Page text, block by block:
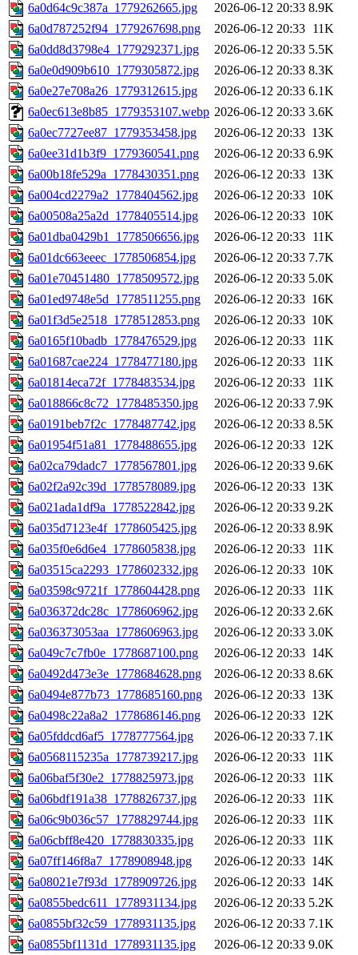
6a0d64c9c387a_1779262665.jpg
2026-06-12 20:33 8.9K
6a0d787252f94_1779267698.png
2026-06-12 20:33 11K
6a0dd8d3798e4_1779292371.jpg
2026-06-12 20:33 5.5K
6a0e0d909b610_1779305872.jpg
2026-06-12 20:33 8.3K
6a0e27e708a26_1779312615.jpg
2026-06-12 20:33 6.1K
6a0ec613e8b85_1779353107.webp 2026-06-12 20:33 3.6K
6a0ec7727ee87_1779353458.jpg
2026-06-12 20:33 13K
6a0ee31d1b3f9_1779360541.png
2026-06-12 20:33 6.9K
6a00b18fe529a_1778430351.png
2026-06-12 20:33 13K
6a004cd2279a2_1778404562.jpg
2026-06-12 20:33 10K
6a00508a25a2d_1778405514.jpg
2026-06-12 20:33 10K
6a01dba0429b1_1778506656.jpg
2026-06-12 20:33 11K
6a01dc663eeec_1778506854.jpg
2026-06-12 20:33 7.7K
6a01e70451480_1778509572.jpg
2026-06-12 20:33 5.0K
6a01ed9748e5d_1778511255.png
2026-06-12 20:33 16K
6a01f3d5e2518_1778512853.png
2026-06-12 20:33 10K
6a0165f10badb_1778476529.jpg
2026-06-12 20:33 11K
6a01687cae224_1778477180.jpg
2026-06-12 20:33 11K
6a01814eca72f_1778483534.jpg
2026-06-12 20:33 11K
6a018866c8c72_1778485350.jpg
2026-06-12 20:33 7.9K
6a0191beb7f2c_1778487742.jpg
2026-06-12 20:33 8.5K
6a01954f51a81_1778488655.jpg
2026-06-12 20:33 12K
6a02ca79dadc7_1778567801.jpg
2026-06-12 20:33 9.6K
6a02f2a92c39d_1778578089.jpg
2026-06-12 20:33 13K
6a021ada1df9a_1778522842.jpg
2026-06-12 20:33 9.2K
6a035d7123e4f_1778605425.jpg
2026-06-12 20:33 8.9K
6a035f0e6d6e4_1778605838.jpg
2026-06-12 20:33 11K
6a03515ca2293_1778602332.jpg
2026-06-12 20:33 10K
6a03598c9721f_1778604428.png
2026-06-12 20:33 11K
6a036372dc28c_1778606962.jpg
2026-06-12 20:33 2.6K
6a036373053aa_1778606963.jpg
2026-06-12 20:33 3.0K
6a049c7c7fb0e_1778687100.png
2026-06-12 20:33 14K
6a0492d473e3e_1778684628.png
2026-06-12 20:33 8.6K
6a0494e877b73_1778685160.png
2026-06-12 20:33 13K
6a0498c22a8a2_1778686146.png
2026-06-12 20:33 12K
6a05fddcd6af5_1778777564.jpg
2026-06-12 20:33 7.1K
6a0568115235a_1778739217.jpg
2026-06-12 20:33 11K
6a06baf5f30e2_1778825973.jpg
2026-06-12 20:33 11K
6a06bdf191a38_1778826737.jpg
2026-06-12 20:33 11K
6a06c9b036c57_1778829744.jpg
2026-06-12 20:33 11K
6a06cbff8e420_1778830335.jpg
2026-06-12 20:33 11K
6a07ff146f8a7_1778908948.jpg
2026-06-12 20:33 14K
6a08021e7f93d_1778909726.jpg
2026-06-12 20:33 14K
6a0855bedc611_1778931134.jpg
2026-06-12 20:33 5.2K
6a0855bf32c59_1778931135.jpg
2026-06-12 20:33 7.1K
6a0855bf1131d_1778931135.jpg
2026-06-12 20:33 9.0K